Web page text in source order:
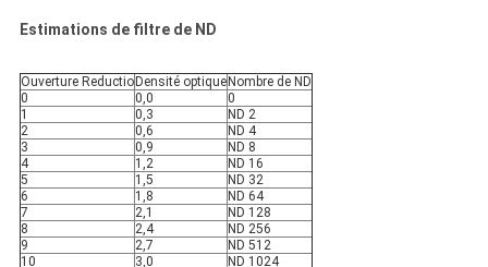
Estimations de filtre de ND
Ouverture Reductio Densité optique Nombre de ND
0
0,0
0
1
0,3
ND 2
2
0,6
ND 4
3
0,9
ND 8
4
1,2
ND 16
5
1,5
ND 32
6
1,8
ND 64
7
2,1
ND 128
8
2,4
ND 256
9
2,7
ND 512
10
3,0
ND 1024